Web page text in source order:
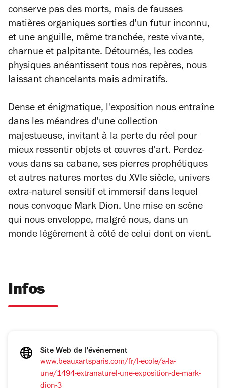
conserve pas des morts, mais de fausses
matières organiques sorties d'un futur inconnu,
et une anguille, même tranchée, reste vivante,
charnue et palpitante. Détournés, les codes
physiques anéantissent tous nos repères, nous
laissant chancelants mais admiratifs.
Dense et énigmatique, l'exposition nous entraîne
dans les méandres d'une collection
majestueuse, invitant à la perte du réel pour
mieux ressentir objets et œuvres d'art. Perdez-
vous dans sa cabane, ses pierres prophétiques
et autres natures mortes du XVIe siècle, univers
extra-naturel sensitif et immersif dans lequel
nous convoque Mark Dion. Une mise en scène
qui nous enveloppe, malgré nous, dans un
monde légèrement à côté de celui dont on vient.
Infos
Site Web de l'événement
www.beauxartsparis.com/fr/l-ecole/a-la-
une/1494-extranaturel-une-exposition-de-mark-